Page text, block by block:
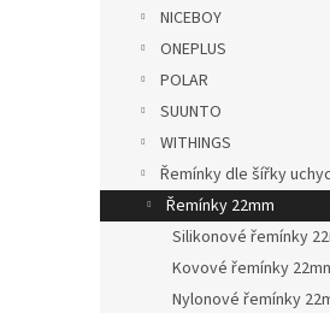
NICEBOY
ONEPLUS
POLAR
SUUNTO
WITHINGS
Řemínky dle šířky
Řemínky 22mm
Silikonové řemínky
Kovové řemínky
Nylonové řemínky